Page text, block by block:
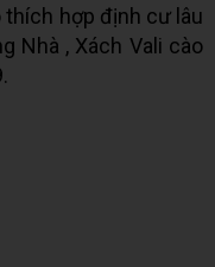
hợp định cư lâu
Nhà , Xách Vali cào